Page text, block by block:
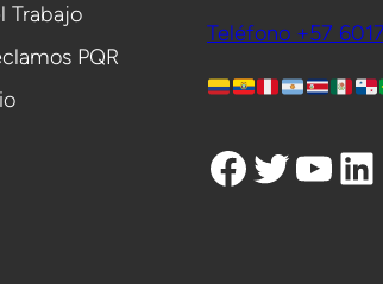
Trabajo
PQR
Teléfono +57
Facebook Twitter YouTube LinkedIn